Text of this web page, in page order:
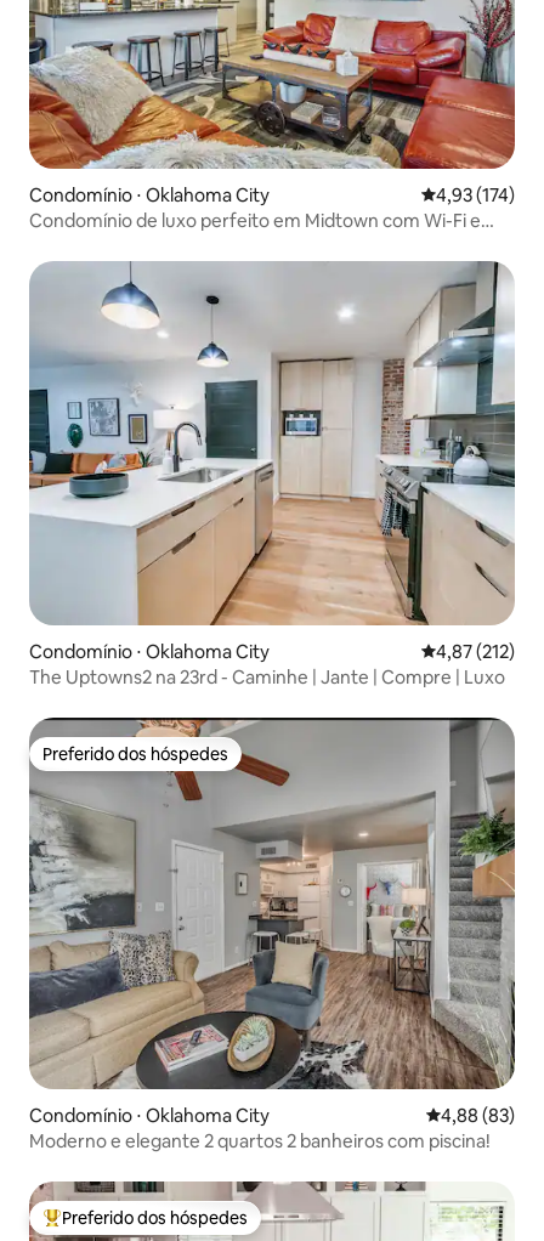
Condomínio ⋅ Oklahoma City 4,93 de uma
4,93 (174)
Condomínio de luxo perfeito em Midtown com Wi-Fi e
Condomínio ⋅ Oklahoma City 4,87 de uma
4,87 (212)
The Uptowns2 na 23rd - Caminhe | Jante | Compre | Luxo
Preferido dos hóspedes
Preferido dos hóspedes
Condomínio ⋅ Oklahoma City 4,88 de uma
4,88 (83)
Moderno e elegante 2 quartos 2 banheiros com piscina!
Entre os melhores preferidos dos hóspedes
Preferido dos hóspedes